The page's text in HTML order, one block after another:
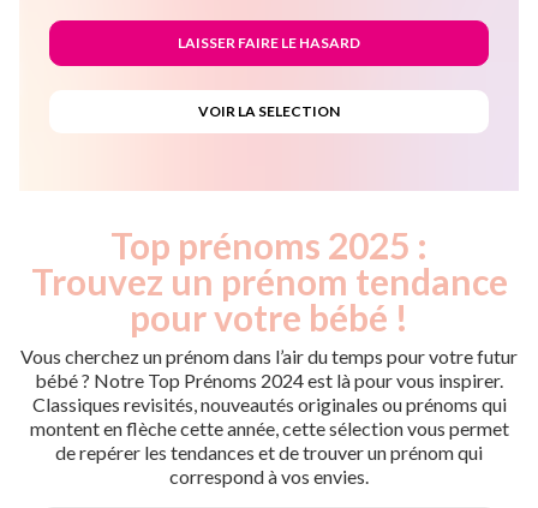
Top prénoms 2025 :
Trouvez un prénom tendance
pour votre bébé !
Vous cherchez un prénom dans l’air du temps pour votre futur
bébé ? Notre Top Prénoms 2024 est là pour vous inspirer.
Classiques revisités, nouveautés originales ou prénoms qui
montent en flèche cette année, cette sélection vous permet
de repérer les tendances et de trouver un prénom qui
correspond à vos envies.